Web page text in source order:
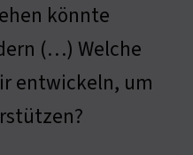
könnte
(…) Welche
entwickeln, um